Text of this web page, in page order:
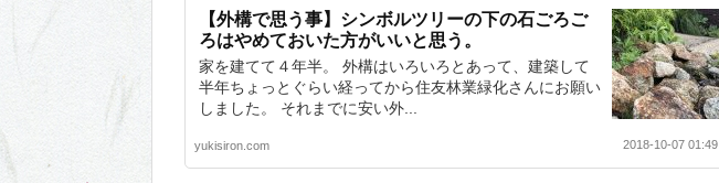
【外構で思う事】シンボルツリーの下の石ごろご
ろはやめておいた方がいいと思う。
家を建てて４年半。 外構はいろいろとあって、建築して
半年ちょっとぐらい経ってから住友林業緑化さんにお願い
しました。 それまでに安い外...
yukisiron.com 2018-10-07 01:49